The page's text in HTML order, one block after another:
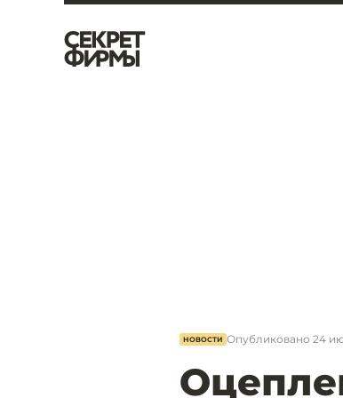
НОВОСТИ Опубликовано 24